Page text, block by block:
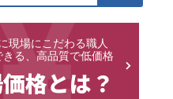
現場にこだわる職人
きる、高品質で低価格
格とは？